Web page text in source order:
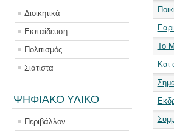
Διοικητικά
Εκπαίδευση
Πολιτισμός
Σιάτιστα
ΨΗΦΙΑΚΟ ΥΛΙΚΟ
Περιβάλλον
Το
Και